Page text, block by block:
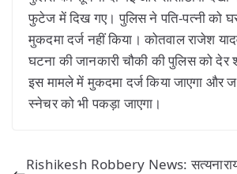
फुटेज में दिख गए। पुलिस ने पति-पत्नी को
मुकदमा दर्ज नहीं किया। कोतवाल राजेश
घटना की जानकारी चौकी की पुलिस को देर
इस मामले में मुकदमा दर्ज किया जाएगा और
स्नेचर को भी पकड़ा जाएगा।
Rishikesh Robbery News: